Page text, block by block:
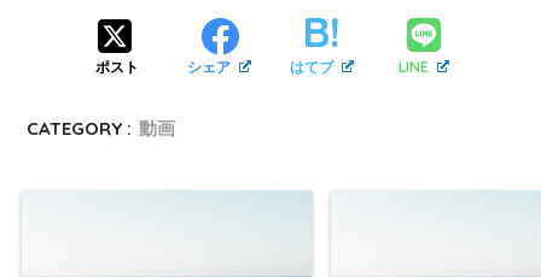
ポスト シェア はてブ LINE
CATEGORY : 動画